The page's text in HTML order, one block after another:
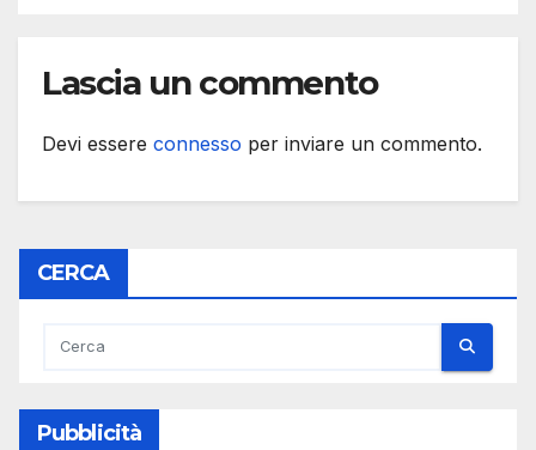
Lascia un commento
Devi essere connesso per inviare un commento.
CERCA
Pubblicità